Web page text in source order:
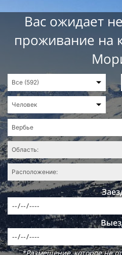
Вас ожидает
проживание на
*Размещение, которое не